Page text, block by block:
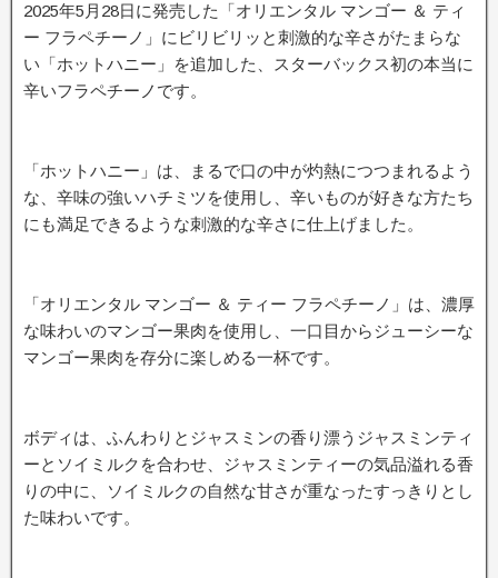
2025年5月28日に発売した「オリエンタル マンゴー ＆ ティ
ー フラペチーノ」にビリビリッと刺激的な辛さがたまらな
い「ホットハニー」を追加した、スターバックス初の本当に
辛いフラペチーノです。
「ホットハニー」は、まるで口の中が灼熱につつまれるよう
な、辛味の強いハチミツを使用し、辛いものが好きな方たち
にも満足できるような刺激的な辛さに仕上げました。
「オリエンタル マンゴー ＆ ティー フラペチーノ」は、濃厚
な味わいのマンゴー果肉を使用し、一口目からジューシーな
マンゴー果肉を存分に楽しめる一杯です。
ボディは、ふんわりとジャスミンの香り漂うジャスミンティ
ーとソイミルクを合わせ、ジャスミンティーの気品溢れる香
りの中に、ソイミルクの自然な甘さが重なったすっきりとし
た味わいです。